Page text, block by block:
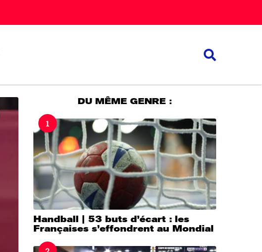
DU MÊME GENRE :
1
Handball | 53 buts d’écart : les
Françaises s’effondrent au Mondial